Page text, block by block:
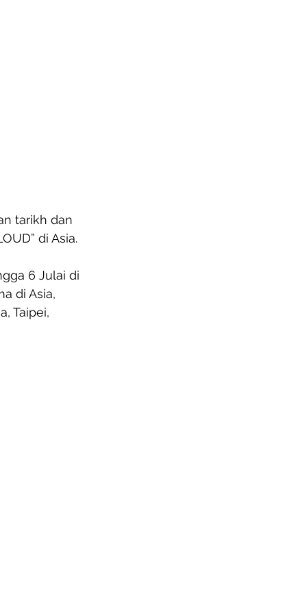
tarikh dan
di Asia.
6 Julai di
di Asia,
Taipei,